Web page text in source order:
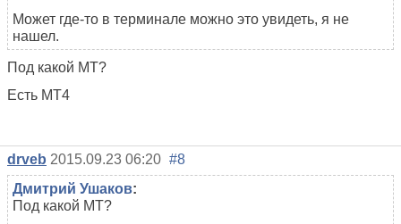
Может где-то в терминале можно это увидеть, я не
нашел.
Под какой МТ?
Есть МТ4
drveb 2015.09.23 06:20 #8
Дмитрий Ушаков:
Под какой МТ?